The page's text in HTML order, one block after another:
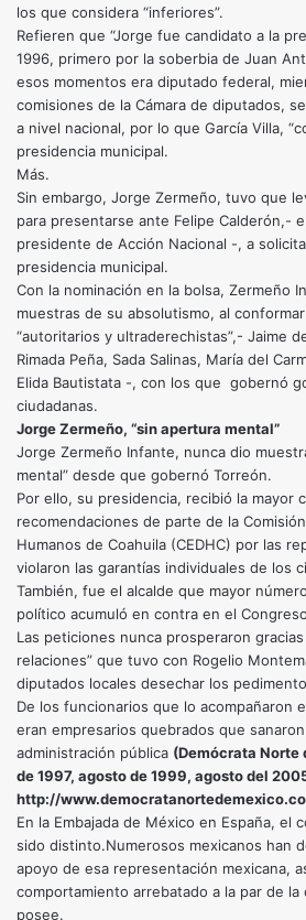
los que considera “inferiores”.
Refieren que “Jorge fue candidato a la
1996, primero por la soberbia de Juan
esos momentos era diputado federal,
comisiones de la Cámara de diputados,
a nivel nacional, por lo que García Villa,
presidencia municipal.
Más.
Sin embargo, Jorge Zermeño, tuvo que
para presentarse ante Felipe Calderón,-
presidente de Acción Nacional -, a
presidencia municipal.
Con la nominación en la bolsa, Zermeño
muestras de su absolutismo, al
“autoritarios y ultraderechistas”,- Jaime
Rimada Peña, Sada Salinas, María del
Elida Bautistata -, con los que gobernó
ciudadanas.
Jorge Zermeño, “sin apertura mental”
Jorge Zermeño Infante, nunca dio
mental” desde que gobernó Torreón.
Por ello, su presidencia, recibió la mayor
recomendaciones de parte de la
Humanos de Coahuila (CEDHC) por las
violaron las garantías individuales de los
También, fue el alcalde que mayor
político acumuló en contra en el
Las peticiones nunca prosperaron
relaciones” que tuvo con Rogelio
diputados locales desechar los
De los funcionarios que lo acompañaron
eran empresarios quebrados que
administración pública (Demócrata Norte
de 1997, agosto de 1999, agosto del
http://
En la Embajada de México en España, el
sido distinto.Numerosos mexicanos han
apoyo de esa representación mexicana,
comportamiento arrebatado a la par de la
posee.